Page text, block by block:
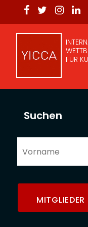
FÜR
Suchen
MITGLIEDER